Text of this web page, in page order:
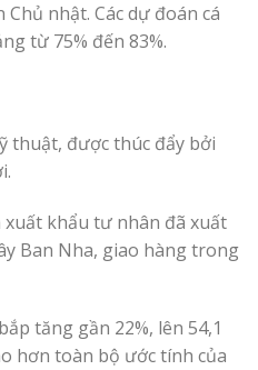
nhật. Các dự đoán cá
từ 75% đến 83%.
thuật, được thúc đẩy bởi
xuất khẩu tư nhân đã xuất
Ban Nha, giao hàng trong
tăng gần 22%, lên 54,1
hơn toàn bộ ước tính của